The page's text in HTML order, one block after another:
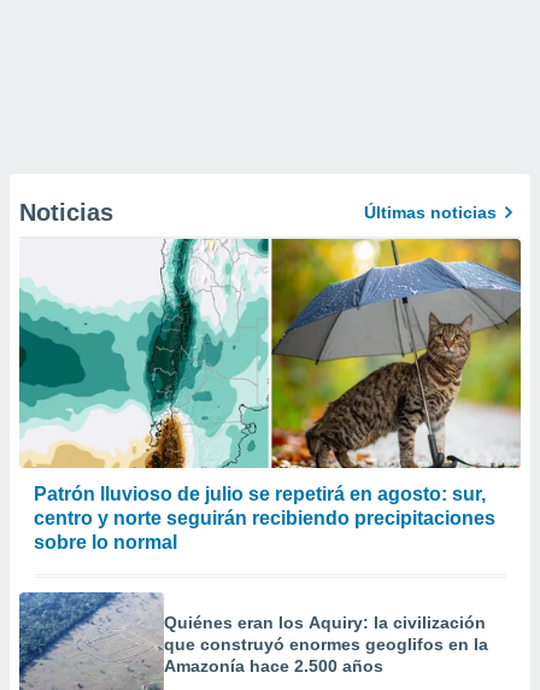
Noticias Últimas noticias
Patrón lluvioso de julio se repetirá en agosto: sur,
centro y norte seguirán recibiendo precipitaciones
sobre lo normal
Quiénes eran los Aquiry: la civilización
que construyó enormes geoglifos en la
Amazonía hace 2.500 años